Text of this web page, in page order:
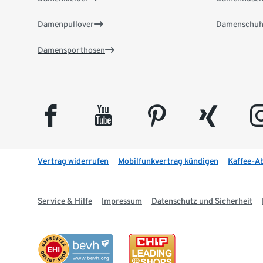
Damenpullover
Damensporthosen
facebook youtube pinterest xing
Vertrag widerrufen Mobilfunkvertrag kündigen Kaffee-
Service & Hilfe Impressum Datenschutz und Sicherheit